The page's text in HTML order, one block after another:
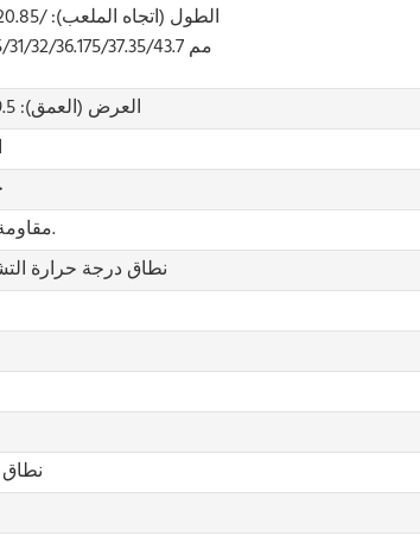
الطول (اتجاه الملعب): /11.95/12.95/15.125/16.125/18.3/19.3/20.85
/22.475/24.65/27.2/28.825/29.825/31/32/36.175/37.35/43.7 مم
العرض (العمق): 4.6/4.85/7/9/11/11.5/15/16/17/19.5 مم
مقاومة التلامس: 100 ملي أوم كحد أقصى.
نطاق درجة حرارة التشغيل
نطاق